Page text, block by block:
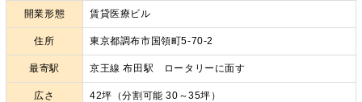
開業形態 賃貸医療ビル
住所 東京都調布市国領町5-70-2
最寄駅 京王線 布田駅 ロータリーに面す
広さ 42坪（分割可能 30～35坪）